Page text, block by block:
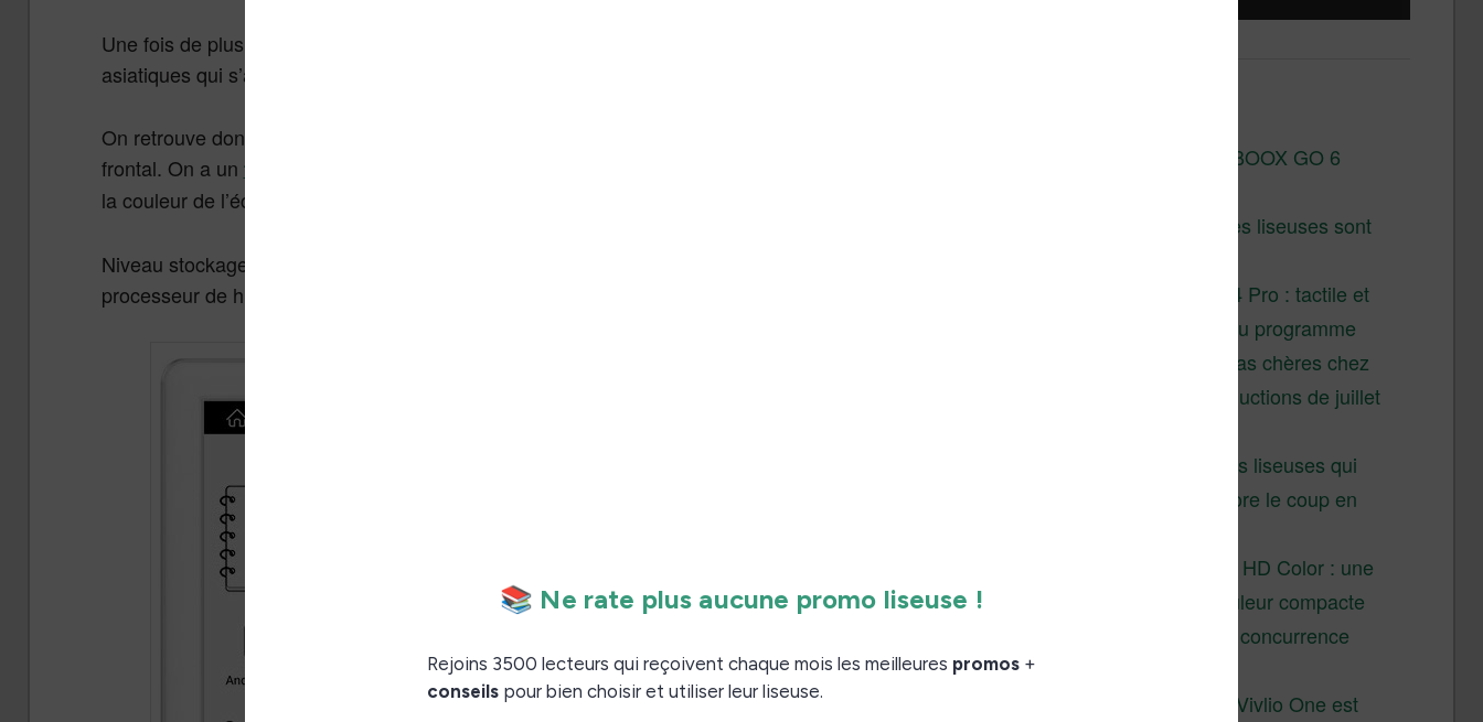
Une fois de plus, on s’y perd un peu dans les différentes références de ces machines de lecture
asiatiques qui s’avère assez nombreuses avec plusieurs sorties chaque année.
On retrouve donc un écran de 10,3 pouces tactile (de 1404 x 1872 pixels, 300 PPI) et un éclairage
frontal. On a un filtre de la lumière bleue
la couleur de l’écran.
Niveau stockage, on se retrouve avec 32 Go ce qui est intéressant. On a également un
processeur de huit coeur (type ARM) cadencé à 1,5 Ghz et 2 Go de mémoire RAM.
Test de la BOOX GO 6
Pourquoi les liseuses sont
XTEINK X4 Pro : tactile et
éclairage au programme
Liseuses pas chères chez
Vivlio – réductions de juillet
3 anciennes liseuses qui
valent encore le coup en
Vivlio Light HD Color : une
liseuse couleur compacte
à prix défiant toute concurrence
La liseuse Vivlio One est